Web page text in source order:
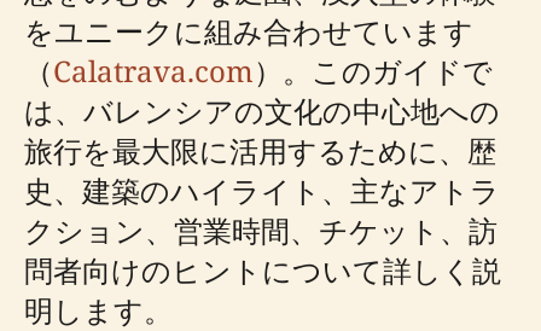
をユニークに組み合わせています
（Calatrava.com）。このガイドで
は、バレンシアの文化の中心地への
旅行を最大限に活用するために、歴
史、建築のハイライト、主なアトラ
クション、営業時間、チケット、訪
問者向けのヒントについて詳しく説
明します。